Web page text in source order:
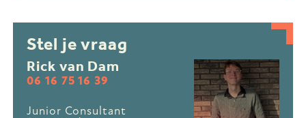
Stel je vraag
Rick van Dam
06 16 75 16 39
Junior Consultant